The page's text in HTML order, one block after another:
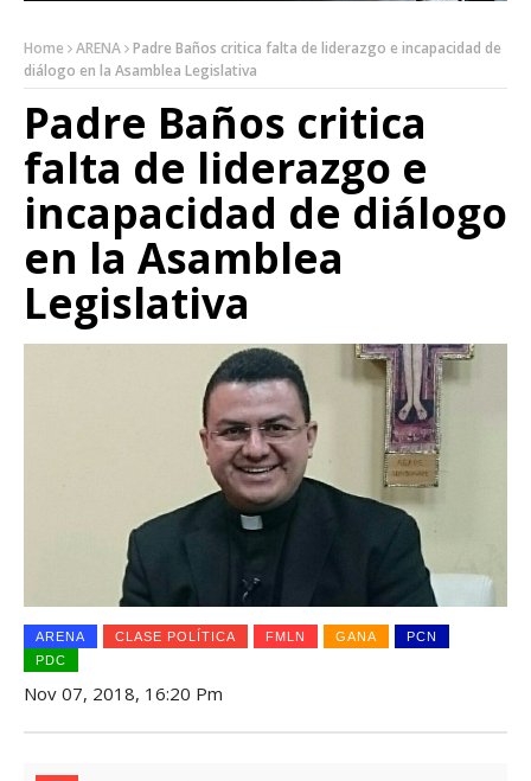
Home ARENA Padre Baños critica falta de liderazgo e incapacidad de
diálogo en la Asamblea Legislativa
Padre Baños critica
falta de liderazgo e
incapacidad de diálogo
en la Asamblea
Legislativa
ARENA CLASE POLÍTICA FMLN GANA
PCN
PDC
Nov 07, 2018, 16:20 Pm